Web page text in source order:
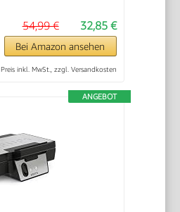
32,85 €
54,99 €
Bei Amazon ansehen
Preis inkl. MwSt., zzgl. Versandkosten
ANGEBOT